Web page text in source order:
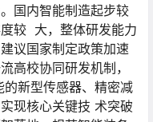
国内智能制造起步较
较 大，整体研发能力
议国家制定政策加速
高校协同研发机制，
新型传感器、精密减
现核心关键技 术突破